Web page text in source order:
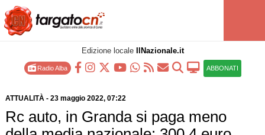
Edizione locale IlNazionale.it
Radio Alba ABBONATI
ATTUALITÀ- 23 maggio 2022, 07:22
Rc auto, in Granda si paga meno